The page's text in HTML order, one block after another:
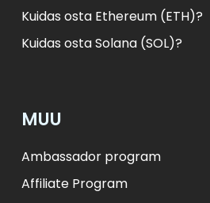
Kuidas osta Ethereum (ETH)?
Kuidas osta Solana (SOL)?
MUU
Ambassador program
Affiliate Program